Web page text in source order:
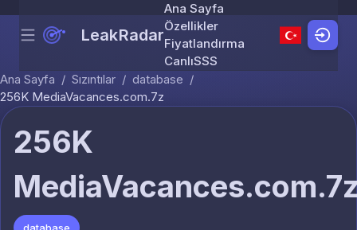
Skip to content
Menu LeakRadar
Ana Sayfa
Özellikler
Fiyatlandırma
CanlıSSS
Ana Sayfa / Sızıntılar / database /
256K MediaVacances.com.7z
256K